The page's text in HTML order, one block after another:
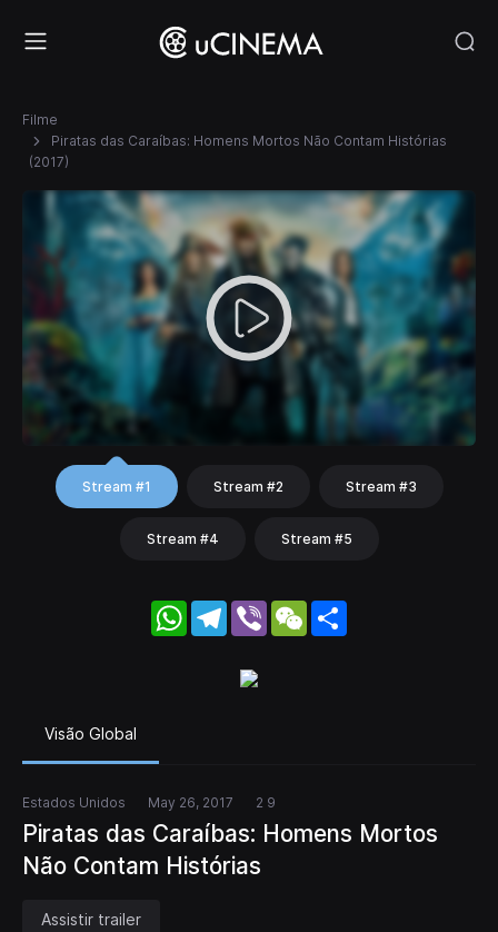
Filme
Piratas das Caraíbas: Homens Mortos Não Contam Histórias
(2017)
Stream #1 Stream #2 Stream #3
Stream #4 Stream #5
WhatsApp
Telegram
Viber WeChat
Visão Global
Estados Unidos May 26, 2017 2 9
Piratas das Caraíbas: Homens Mortos
Não Contam Histórias
Assistir trailer